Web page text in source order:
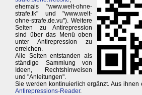
ehemals "www.welt-ohne-
strafe.tk" und "www.welt-
ohne-strafe.de.vu"). Weitere
Seiten zu Antirepression
sind über das Menü oben
unter Antirepression zu
erreichen.
Alle Seiten entstanden als
ständige Sammlung von
Ideen, Rechtshinweisen
und "Anleitungen".
Sie werden kontinuierlich ergänzt. Aus ihnen
Antirepressions-Reader.